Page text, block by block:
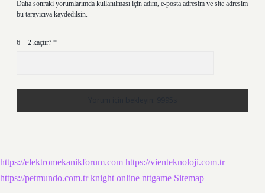
Daha sonraki yorumlarımda kullanılması için adım, e-posta adresim ve site adresim
bu tarayıcıya kaydedilsin.
6 + 2 kaçtır? *
https://elektromekanikforum.com https://vienteknoloji.com.tr
https://petmundo.com.tr knight online nttgame Sitemap